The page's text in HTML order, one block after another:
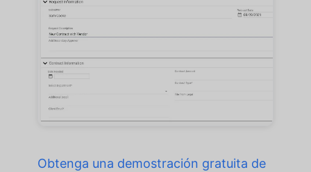
Obtenga una demostración gratuita de